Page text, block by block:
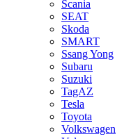
Scania
SEAT
Skoda
SMART
Ssang Yong
Subaru
Suzuki
TagAZ
Tesla
Toyota
Volkswagen